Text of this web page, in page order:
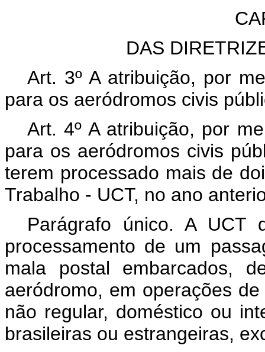
DAS
Art. 3º A atribuição, por
para os aeródromos civis
Art. 4º A atribuição, por
para os aeródromos civis
terem processado mais de
Trabalho - UCT, no ano
Parágrafo único. A
processamento de um
mala postal embarcados,
aeródromo, em operações
não regular, doméstico ou
brasileiras ou estrangeiras,